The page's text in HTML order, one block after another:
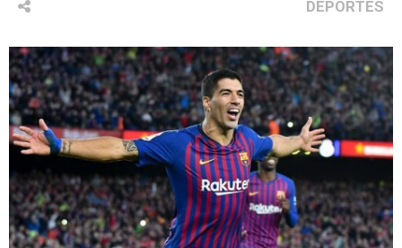
DEPORTES